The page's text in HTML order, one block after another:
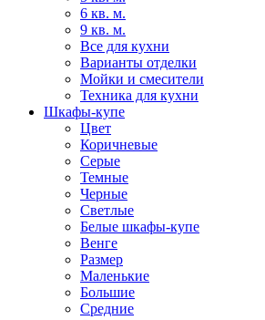
6 кв. м.
9 кв. м.
Все для кухни
Варианты отделки
Мойки и смесители
Техника для кухни
Шкафы-купе
Цвет
Коричневые
Серые
Темные
Черные
Светлые
Белые шкафы-купе
Венге
Размер
Маленькие
Большие
Средние